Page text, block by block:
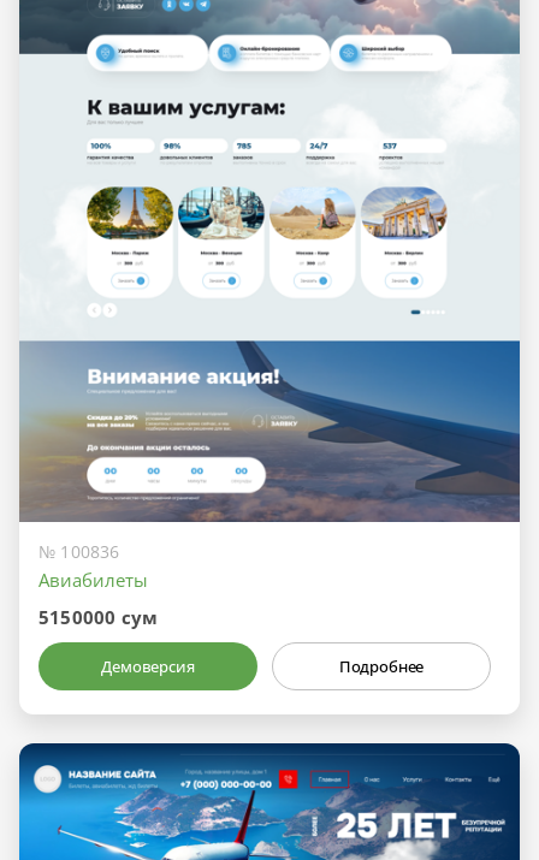
№ 100836
Авиабилеты
5150000 сум
Демоверсия Подробнее